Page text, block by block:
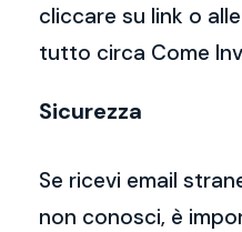
cliccare su link o
tutto circa Come
Sicurezza
Se ricevi email
non conosci, è